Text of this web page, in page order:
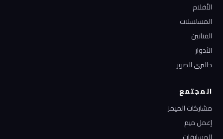
الأفلام
المسلسلات
الفنانين
الأدوار
جاليري الصور
المجتمع
مشاركات الميمز
إعمل ميم